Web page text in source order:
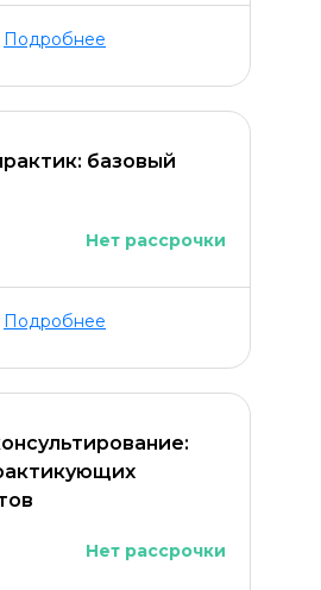
Подробнее
базовый
Нет рассрочки
Подробнее
Нет рассрочки
КОММЕНТАРИЙ